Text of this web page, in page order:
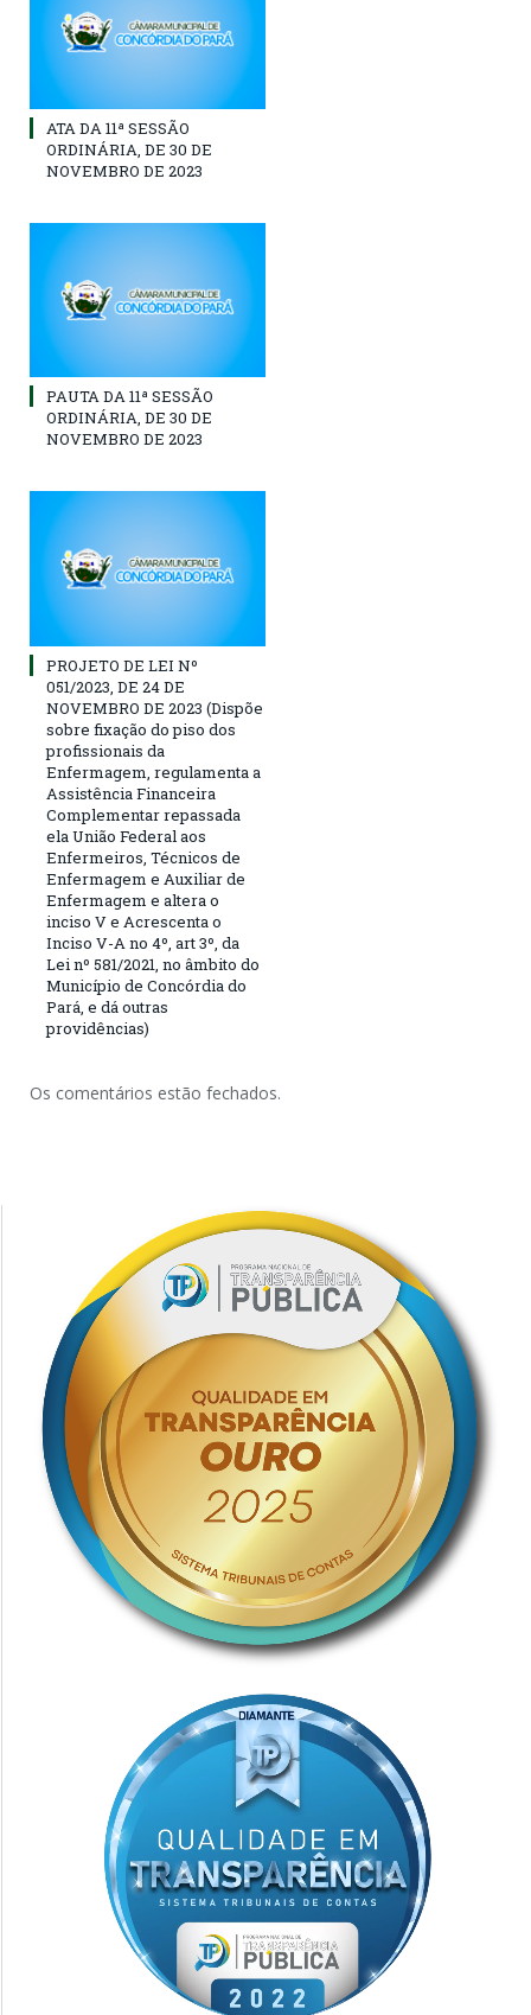
ATA DA 11ª SESSÃO
ORDINÁRIA, DE 30 DE
NOVEMBRO DE 2023
PAUTA DA 11ª SESSÃO
ORDINÁRIA, DE 30 DE
NOVEMBRO DE 2023
PROJETO DE LEI Nº
051/2023, DE 24 DE
NOVEMBRO DE 2023 (Dispõe
sobre fixação do piso dos
profissionais da
Enfermagem, regulamenta a
Assistência Financeira
Complementar repassada
ela União Federal aos
Enfermeiros, Técnicos de
Enfermagem e Auxiliar de
Enfermagem e altera o
inciso V e Acrescenta o
Inciso V-A no 4º, art 3º, da
Lei nº 581/2021, no âmbito do
Município de Concórdia do
Pará, e dá outras
providências)
Os comentários estão fechados.